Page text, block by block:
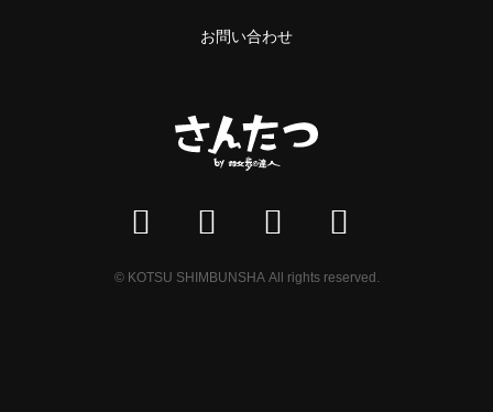
お問い合わせ
© KOTSU SHIMBUNSHA All rights reserved.